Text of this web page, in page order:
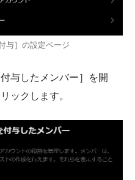
与］の設定ページ
与したメンバー］を開
ックします。